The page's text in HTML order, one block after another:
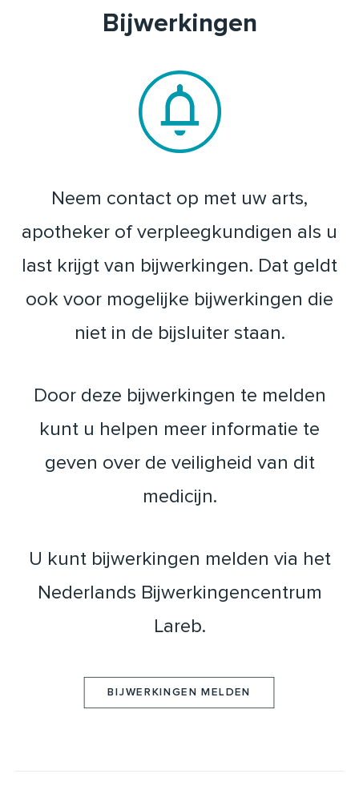
Bijwerkingen
Neem contact op met uw arts,
apotheker of verpleegkundigen als u
last krijgt van bijwerkingen. Dat geldt
ook voor mogelijke bijwerkingen die
niet in de bijsluiter staan.
Door deze bijwerkingen te melden
kunt u helpen meer informatie te
geven over de veiligheid van dit
medicijn.
U kunt bijwerkingen melden via het
Nederlands Bijwerkingencentrum
Lareb.
BIJWERKINGEN MELDEN